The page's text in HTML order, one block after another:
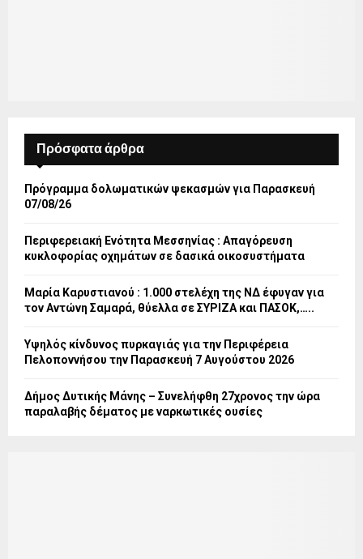
Πρόσφατα άρθρα
Πρόγραμμα δολωματικών ψεκασμών για Παρασκευή
07/08/26
Περιφερειακή Ενότητα Μεσσηνίας : Απαγόρευση
κυκλοφορίας οχημάτων σε δασικά οικοσυστήματα
Μαρία Καρυστιανού : 1.000 στελέχη της ΝΔ έφυγαν για
τον Αντώνη Σαμαρά, θύελλα σε ΣΥΡΙΖΑ και ΠΑΣΟΚ,…..
Υψηλός κίνδυνος πυρκαγιάς για την Περιφέρεια
Πελοποννήσου την Παρασκευή 7 Αυγούστου 2026
Δήμος Δυτικής Μάνης – Συνελήφθη 27χρονος την ώρα
παραλαβής δέματος με ναρκωτικές ουσίες